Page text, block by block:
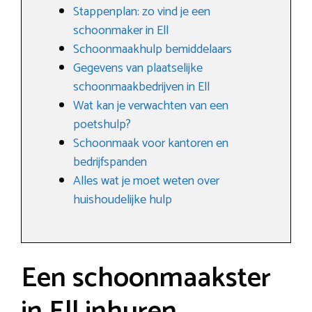
Stappenplan: zo vind je een
schoonmaker in Ell
Schoonmaakhulp bemiddelaars
Gegevens van plaatselijke
schoonmaakbedrijven in Ell
Wat kan je verwachten van een
poetshulp?
Schoonmaak voor kantoren en
bedrijfspanden
Alles wat je moet weten over
huishoudelijke hulp
Een schoonmaakster